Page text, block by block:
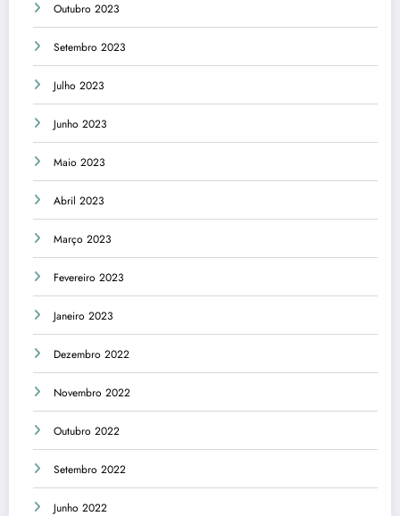
Outubro 2023
Setembro 2023
Julho 2023
Junho 2023
Maio 2023
Abril 2023
Março 2023
Fevereiro 2023
Janeiro 2023
Dezembro 2022
Novembro 2022
Outubro 2022
Setembro 2022
Junho 2022